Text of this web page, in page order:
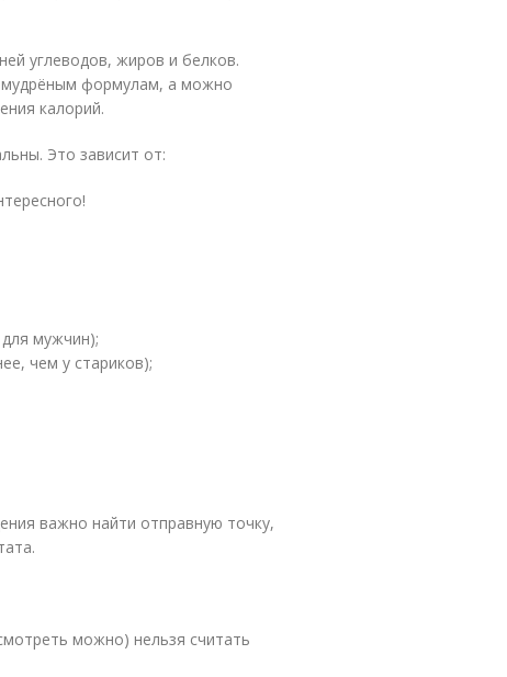
углеводов, жиров и белков.
мудрёным формулам, а можно
калорий.
Это зависит от:
мужчин);
чем у стариков);
важно найти отправную точку,
можно) нельзя считать